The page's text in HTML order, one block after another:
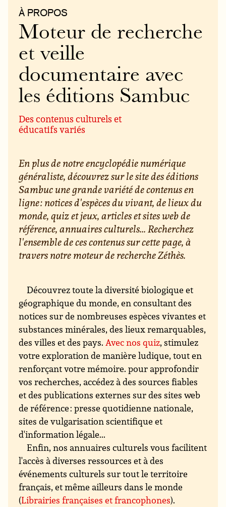
À PROPOS
Moteur de recherche
et veille
documentaire avec
les éditions Sambuc
Des contenus culturels et
éducatifs variés
En plus de notre encyclopédie numérique
généraliste, découvrez sur le site des éditions
Sambuc une grande variété de contenus en
ligne : notices d'espèces du vivant, de lieux du
monde, quiz et jeux, articles et sites web de
référence, annuaires culturels... Recherchez
l'ensemble de ces contenus sur cette page, à
travers notre moteur de recherche Zéthès.
Découvrez toute la diversité biologique et
géographique du monde, en consultant des
notices sur de nombreuses espèces vivantes et
substances minérales, des lieux remarquables,
des villes et des pays.Avec nos quiz, stimulez
votre exploration de manière ludique, tout en
renforçant votre mémoire. pour approfondir
vos recherches, accédez à des sources fiables
et des publications externes sur des sites web
de référence : presse quotidienne nationale,
sites de vulgarisation scientifique et
d'information légale...
Enfin, nos annuaires culturels vous facilitent
l'accès à diverses ressources et à des
événements culturels sur tout le territoire
français, et même ailleurs dans le monde
(Librairies françaises et francophones).